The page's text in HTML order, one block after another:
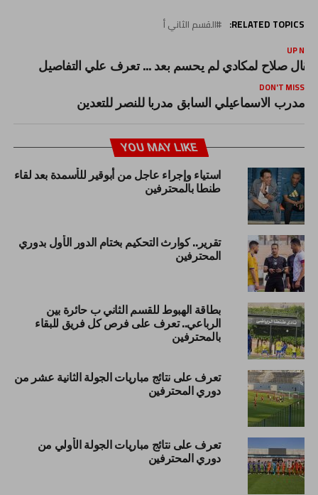
RELATED TOPICS: القسم الثاني أ
UP
صلاح لمكادي لم يحسم بعد … تعرف علي التفاصيل
DON'T MISS
مدرب الاسماعيلي السابق مدربا للنصر للتعدين
YOU MAY LIKE
استياء وإجراء عاجل من أبوقير للأسمدة بعد لقاء
طنطا بالمحترفين
تقرير.. كوارث التحكيم بختام الدور الأول بدوري
المحترفين
بطاقة الهبوط للقسم الثاني ب حائرة بين
الرباعي.. تعرف على فرص كل فريق للبقاء
بالمحترفين
تعرف على نتائج مباريات الجولة الثانية عشر من
دوري المحترفين
تعرف على نتائج مباريات الجولة الأولي من
دوري المحترفين